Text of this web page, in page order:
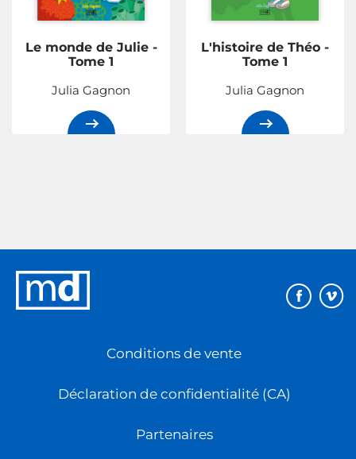
Le monde de Julie -
Tome 1
Julia Gagnon
L'histoire de Théo -
Tome 1
Julia Gagnon
Éditions
MD
Conditions de vente
Déclaration de confidentialité (CA)
Partenaires